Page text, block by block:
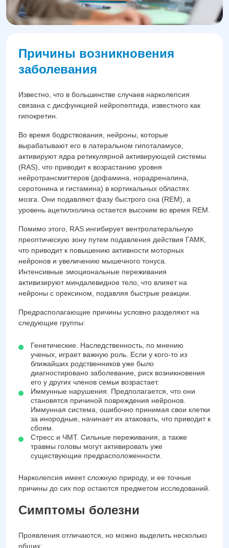
Причины возникновения
заболевания
Известно, что в большинстве случаев нарколепсия
связана с дисфункцией нейропептида, известного как
гипокретин.
Во время бодрствования, нейроны, которые
вырабатывают его в латеральном гипоталамусе,
активируют ядра ретикулярной активирующей системы
(RAS), что приводит к возрастанию уровня
нейротрансмиттеров (дофамина, норадреналина,
серотонина и гистамина) в кортикальных областях
мозга. Они подавляют фазу быстрого сна (REM), а
уровень ацетилхолина остается высоким во время REM.
Помимо этого, RAS ингибирует вентролатеральную
преоптическую зону путем подавления действия ГАМК,
что приводит к повышению активности моторных
нейронов и увеличению мышечного тонуса.
Интенсивные эмоциональные переживания
активизируют миндалевидное тело, что влияет на
нейроны с орексином, подавляя быстрые реакции.
Предрасполагающие причины условно разделяют на
следующие группы:
Генетические. Наследственность, по мнению
ученых, играет важную роль. Если у кого-то из
ближайших родственников уже было
диагностировано заболевание, риск возникновения
его у других членов семьи возрастает.
Иммунные нарушения. Предполагается, что они
становятся причиной повреждения нейронов.
Иммунная система, ошибочно принимая свои клетки
за инородные, начинает их атаковать, что приводит к
сбоям.
Стресс и ЧМТ. Сильные переживания, а также
травмы головы могут активировать уже
существующие предрасположенности.
Нарколепсия имеет сложную природу, и ее точные
причины до сих пор остаются предметом исследований.
Симптомы болезни
Проявления отличаются, но можно выделить несколько
общих: